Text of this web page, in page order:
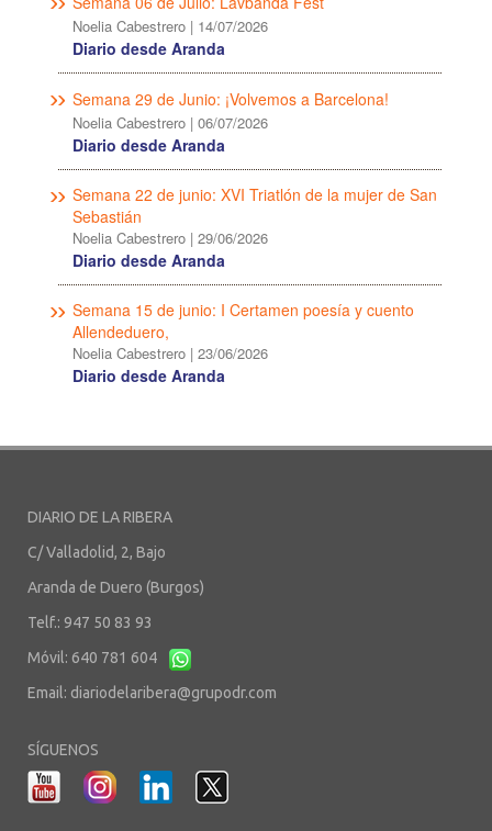
Noelia Cabestrero | 14/07/2026
Diario desde Aranda
Semana 29 de Junio: ¡Volvemos a Barcelona!
Noelia Cabestrero | 06/07/2026
Diario desde Aranda
Semana 22 de junio: XVI Triatlón de la mujer de San
Sebastián
Noelia Cabestrero | 29/06/2026
Diario desde Aranda
Semana 15 de junio: I Certamen poesía y cuento
Allendeduero,
Noelia Cabestrero | 23/06/2026
Diario desde Aranda
DIARIO DE LA RIBERA
C/ Valladolid, 2, Bajo
Aranda de Duero (Burgos)
Telf.: 947 50 83 93
Móvil: 640 781 604
Email: diariodelaribera@grupodr.com
SÍGUENOS